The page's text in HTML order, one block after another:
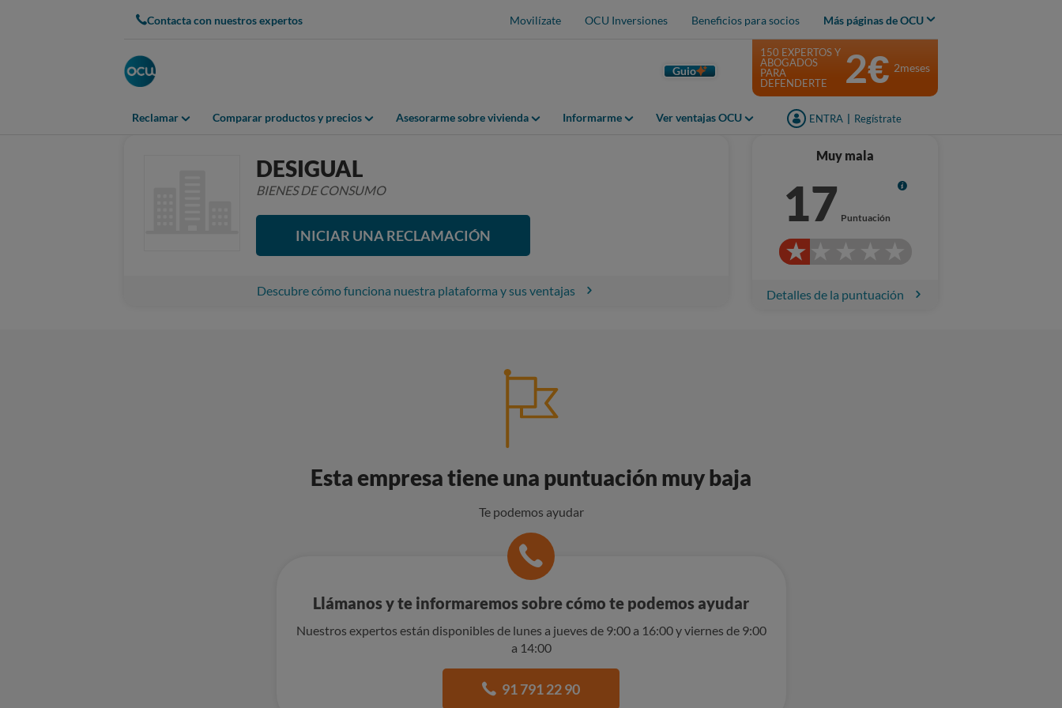
Contacta con nuestros expertos Movilízate OCU Inversiones Beneficios para socios Más páginas de OCU
Guio
Reclamar Comparar productos y precios Asesorarme sobre vivienda Informarme Ver ventajas OCU ENTRA Regístrate
150 EXPERTOS Y
ABOGADOS
PARA
DEFENDERTE
2€ 2meses
DESIGUAL
BIENES DE CONSUMO
INICIAR UNA RECLAMACIÓN
Descubre cómo funciona nuestra plataforma y sus ventajas
Muy mala
17 Puntuación
Info
Detalles de la puntuación
Esta empresa tiene una puntuación muy baja
Te podemos ayudar
Llámanos y te informaremos sobre cómo te podemos ayudar
Nuestros expertos están disponibles de lunes a jueves de 9:00 a 16:00 y viernes de 9:00
a 14:00
91 791 22 90